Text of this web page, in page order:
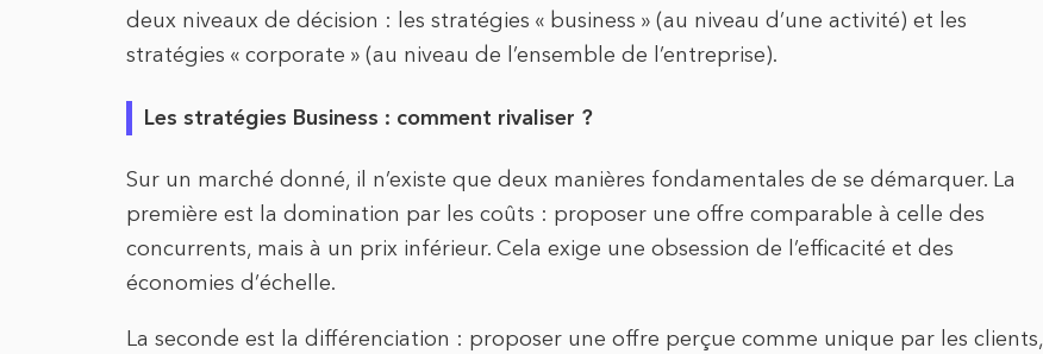
deux niveaux de décision : les stratégies « business » (au niveau d’une activité) et les
stratégies « corporate » (au niveau de l’ensemble de l’entreprise).
Les stratégies Business : comment rivaliser ?
Sur un marché donné, il n’existe que deux manières fondamentales de se démarquer. La
première est la domination par les coûts : proposer une offre comparable à celle des
concurrents, mais à un prix inférieur. Cela exige une obsession de l’efficacité et des
économies d’échelle.
La seconde est la différenciation : proposer une offre perçue comme unique par les clients,